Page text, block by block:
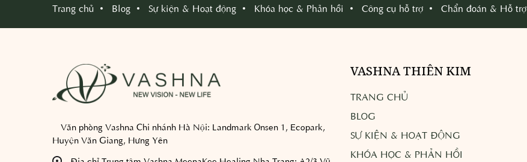
Trang chủ Blog Sự kiện & Hoạt động Khóa học & Phản hồi Công cụ hỗ trợ Chẩn đoán & Hỗ trợ
Văn phòng Vashna Chi nhánh Hà Nội: Landmark Onsen 1, Ecopark,
Huyện Văn Giang, Hưng Yên
VASHNA THIÊN KIM
TRANG CHỦ
BLOG
SỰ KIỆN & HOẠT ĐỘNG
KHÓA HỌC & PHẢN HỒI